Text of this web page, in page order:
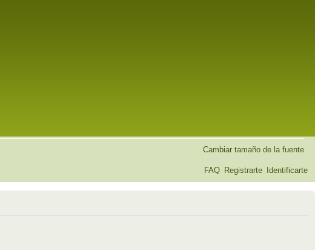
Cambiar tamaño de la fuente
FAQ Registrarte Identificarte